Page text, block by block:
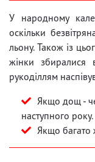
У народному
оскільки
льону. Також із
жінки збиралися
рукоділлям
Якщо дощ -
наступного року.
Якщо багато